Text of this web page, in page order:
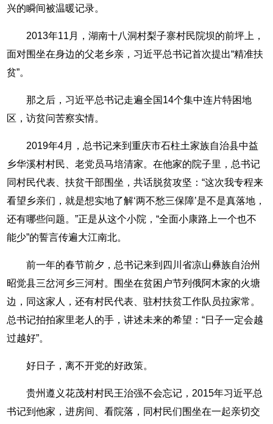
兴的瞬间被温暖记录。
2013年11月，湖南十八洞村梨子寨村民院坝的前坪上，
面对围坐在身边的父老乡亲，习近平总书记首次提出“精准扶
贫”。
那之后，习近平总书记走遍全国14个集中连片特困地
区，访贫问苦察实情。
2019年4月，总书记来到重庆市石柱土家族自治县中益
乡华溪村村民、老党员马培清家。在他家的院子里，总书记
同村民代表、扶贫干部围坐，共话脱贫攻坚：“这次我专程来
看望乡亲们，就是想实地了解‘两不愁三保障’是不是真落地，
还有哪些问题。”正是从这个小院，“全面小康路上一个也不
能少”的誓言传遍大江南北。
前一年的春节前夕，总书记来到四川省凉山彝族自治州
昭觉县三岔河乡三河村。围坐在贫困户节列俄阿木家的火塘
边，同这家人，还有村民代表、驻村扶贫工作队员拉家常。
总书记拍拍家里老人的手，讲述未来的希望：“日子一定会越
过越好”。
好日子，离不开党的好政策。
贵州遵义花茂村村民王治强不会忘记，2015年习近平总
书记到他家，进房间、看院落，同村民们围坐在一起亲切交